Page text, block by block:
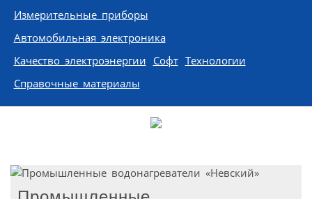
Измерительные приборы
Автомобильная электроника
Качество электроэнергии Софт Технологии
Справочные материалы